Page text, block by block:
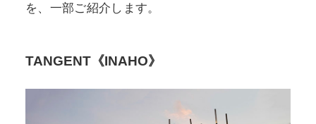
を、一部ご紹介します。
TANGENT《INAHO》